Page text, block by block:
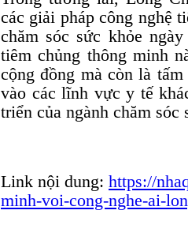
các giải pháp công nghệ
chăm sóc sức khỏe
tiêm chủng thông minh
cộng đồng mà còn là
vào các lĩnh vực y tế
triển của ngành chăm
Link nội dung: https://
minh-voi-cong-nghe-ai-